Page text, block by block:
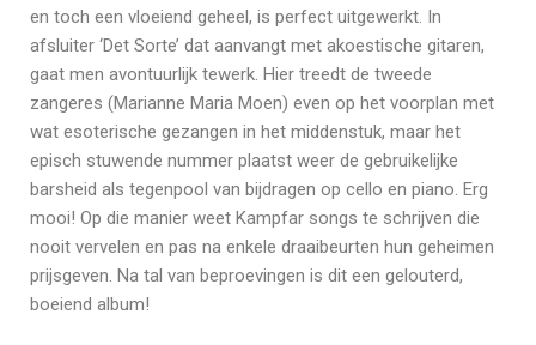
en toch een vloeiend geheel, is perfect uitgewerkt. In
afsluiter ‘Det Sorte’ dat aanvangt met akoestische gitaren,
gaat men avontuurlijk tewerk. Hier treedt de tweede
zangeres (Marianne Maria Moen) even op het voorplan met
wat esoterische gezangen in het middenstuk, maar het
episch stuwende nummer plaatst weer de gebruikelijke
barsheid als tegenpool van bijdragen op cello en piano. Erg
mooi! Op die manier weet Kampfar songs te schrijven die
nooit vervelen en pas na enkele draaibeurten hun geheimen
prijsgeven. Na tal van beproevingen is dit een gelouterd,
boeiend album!